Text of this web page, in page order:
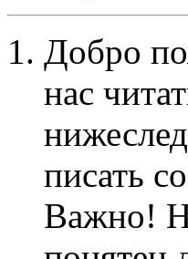
Добро
нас
писать
Важно!